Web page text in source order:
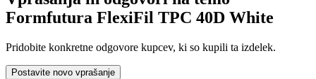
Formfutura FlexiFil TPC 40D White
Pridobite konkretne odgovore kupcev, ki so kupili ta izdelek.
Postavite novo vprašanje